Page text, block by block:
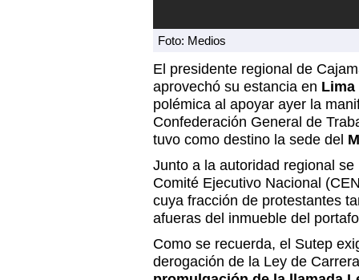
Foto: Medios
El presidente regional de
aprovechó su estancia en Lima
polémica al apoyar ayer la
Confederación General de
tuvo como destino la sede del
Junto a la autoridad regional
Comité Ejecutivo Nacional
cuya fracción de protestantes
afueras del inmueble del
Como se recuerda, el Sutep
derogación de la Ley de